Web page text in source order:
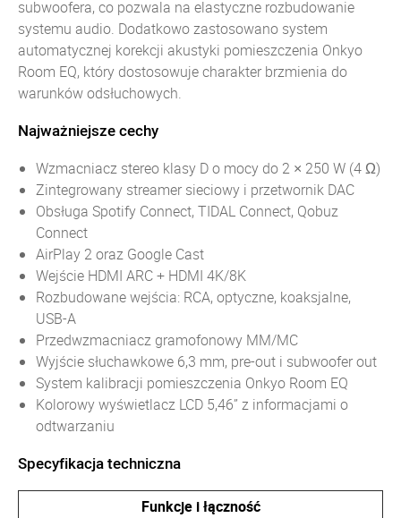
subwoofera, co pozwala na elastyczne rozbudowanie
systemu audio. Dodatkowo zastosowano system
automatycznej korekcji akustyki pomieszczenia Onkyo
Room EQ, który dostosowuje charakter brzmienia do
warunków odsłuchowych.
Najważniejsze cechy
Wzmacniacz stereo klasy D o mocy do 2 × 250 W (4 Ω)
Zintegrowany streamer sieciowy i przetwornik DAC
Obsługa Spotify Connect, TIDAL Connect, Qobuz
Connect
AirPlay 2 oraz Google Cast
Wejście HDMI ARC + HDMI 4K/8K
Rozbudowane wejścia: RCA, optyczne, koaksjalne,
USB-A
Przedwzmacniacz gramofonowy MM/MC
Wyjście słuchawkowe 6,3 mm, pre-out i subwoofer out
System kalibracji pomieszczenia Onkyo Room EQ
Kolorowy wyświetlacz LCD 5,46” z informacjami o
odtwarzaniu
Specyfikacja techniczna
Funkcje i łączność